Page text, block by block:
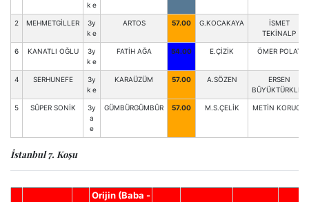
k e
2 MEHMETGİLLER
3y
k e
ARTOS 57.00 G.KOCAKAYA
İSMET
TEKİNALP
6 KANATLI OĞLU
3y
k e
FATİH AĞA 54.00 E.ÇİZİK ÖMER POLAT
4 SERHUNEFE
3y
k e
KARAÜZÜM 57.00 A.SÖZEN
ERSEN
BÜYÜKTÜRKLER
5 SÜPER SONİK
3y
a
e
GÜMBÜRGÜMBÜR 57.00 M.S.ÇELİK METİN KORUCU
İstanbul 7. Koşu
Orijin (Baba -